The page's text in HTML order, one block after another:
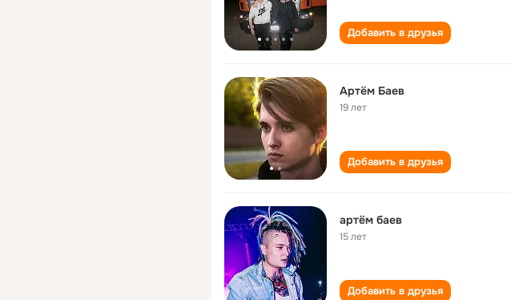
Добавить в друзья
Артём Баев
19 лет
Добавить в друзья
артём баев
15 лет
Добавить в друзья